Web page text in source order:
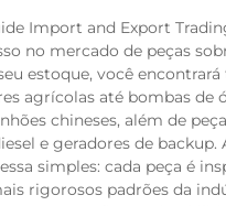
Import and Export
no mercado de peças
estoque, você encontrará
agrícolas até bombas de
chineses, além de
e geradores de backup.
simples: cada peça é
rigorosos padrões da